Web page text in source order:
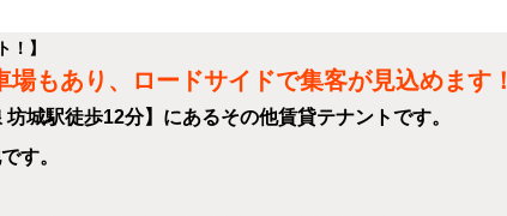
！】
もあり、ロードサイドで集客が見込めます
城駅徒歩12分】にあるその他賃貸テナントです。
す。